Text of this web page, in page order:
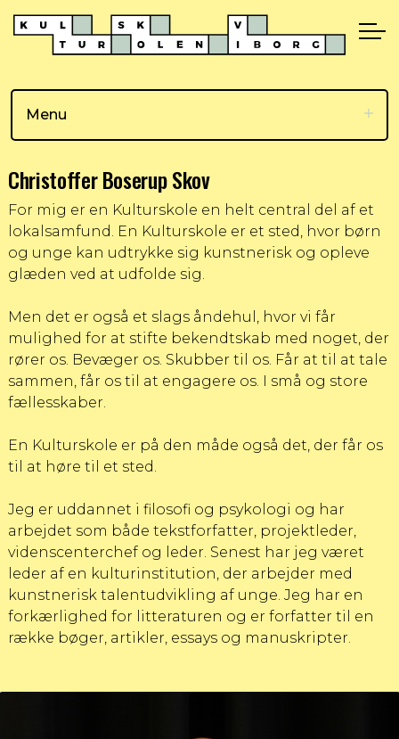
Menu
Christoffer Boserup Skov
For mig er en Kulturskole en helt central del af et
lokalsamfund. En Kulturskole er et sted, hvor børn
og unge kan udtrykke sig kunstnerisk og opleve
glæden ved at udfolde sig.
Men det er også et slags åndehul, hvor vi får
mulighed for at stifte bekendtskab med noget, der
rører os. Bevæger os. Skubber til os. Får at til at tale
sammen, får os til at engagere os. I små og store
fællesskaber.
En Kulturskole er på den måde også det, der får os
til at høre til et sted.
Jeg er uddannet i filosofi og psykologi og har
arbejdet som både tekstforfatter, projektleder,
videnscenterchef og leder. Senest har jeg været
leder af en kulturinstitution, der arbejder med
kunstnerisk talentudvikling af unge. Jeg har en
forkærlighed for litteraturen og er forfatter til en
række bøger, artikler, essays og manuskripter.